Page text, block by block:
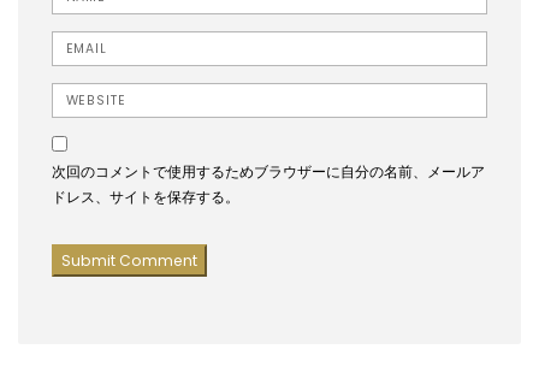
Email
Website
次回のコメントで使用するためブラウザーに自分の名前、メールア
ドレス、サイトを保存する。